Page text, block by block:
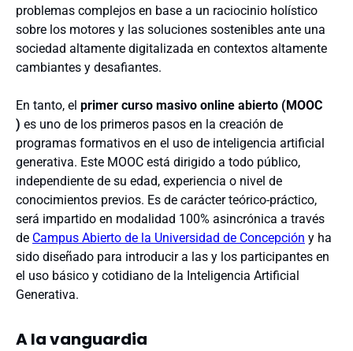
problemas complejos en base a un raciocinio holístico
sobre los motores y las soluciones sostenibles ante una
sociedad altamente digitalizada en contextos altamente
cambiantes y desafiantes.
En tanto, el primer curso masivo online abierto (MOOC
) es uno de los primeros pasos en la creación de
programas formativos en el uso de inteligencia artificial
generativa. Este MOOC está dirigido a todo público,
independiente de su edad, experiencia o nivel de
conocimientos previos. Es de carácter teórico-práctico,
será impartido en modalidad 100% asincrónica a través
de Campus Abierto de la Universidad de Concepción y ha
sido diseñado para introducir a las y los participantes en
el uso básico y cotidiano de la Inteligencia Artificial
Generativa.
A la vanguardia